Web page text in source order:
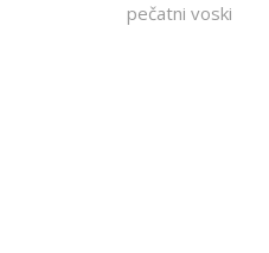
pečatni voski